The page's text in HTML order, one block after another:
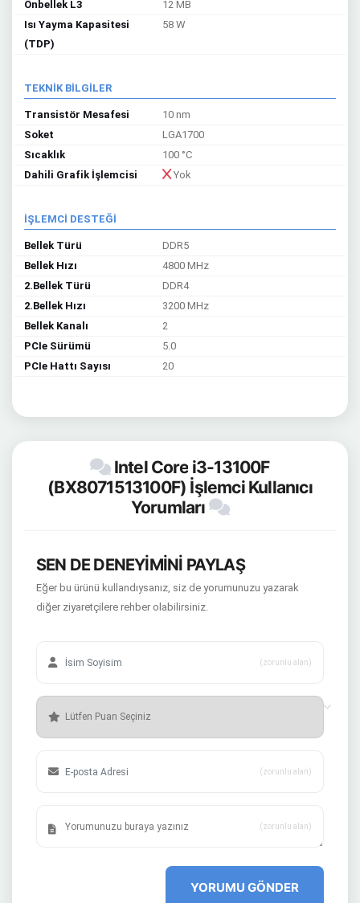
Önbellek L3
12 MB
Isı Yayma Kapasitesi
(TDP)
58 W
TEKNİK BİLGİLER
Transistör Mesafesi
10 nm
Soket
LGA1700
Sıcaklık
100 °C
Dahili Grafik İşlemcisi
Yok
İŞLEMCİ DESTEĞİ
Bellek Türü
DDR5
Bellek Hızı
4800 MHz
2.Bellek Türü
DDR4
2.Bellek Hızı
3200 MHz
Bellek Kanalı
2
PCIe Sürümü
5.0
PCIe Hattı Sayısı
20
Intel Core i3-13100F
(BX8071513100F) İşlemci Kullanıcı
Yorumları
SEN DE DENEYİMİNİ PAYLAŞ
Eğer bu ürünü kullandıysanız, siz de yorumunuzu yazarak
diğer ziyaretçilere rehber olabilirsiniz.
(zorunlu alan)
(zorunlu alan)
(zorunlu alan)
YORUMU GÖNDER